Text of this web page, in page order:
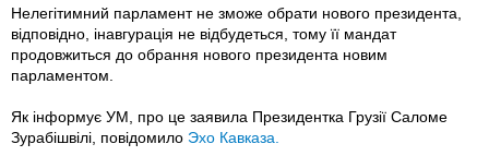
Нелегітимний парламент не зможе обрати нового президента,
відповідно, інавгурація не відбудеться, тому її мандат
продовжиться до обрання нового президента новим
парламентом.
Як інформує УМ, про це заявила Президентка Грузії Саломе
Зурабішвілі, повідомило Эхо Кавказа.